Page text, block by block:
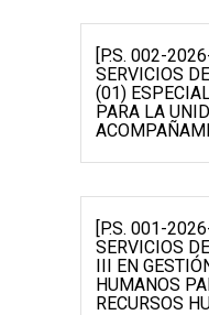
[P.S. 002-
SERVICIOS
(01)
PARA LA
[P.S. 001-
SERVICIOS
III EN
HUMANOS
RECURSOS